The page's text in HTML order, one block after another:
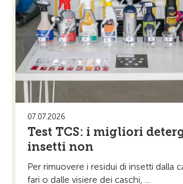
07.07.2026
Test TCS: i migliori
insetti non
Per rimuovere i residui di insetti dalla
fari o dalle visiere dei caschi, ...